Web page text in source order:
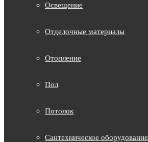
Освещение
Отделочные материалы
Отопление
Пол
Потолок
Сантехническое оборудование